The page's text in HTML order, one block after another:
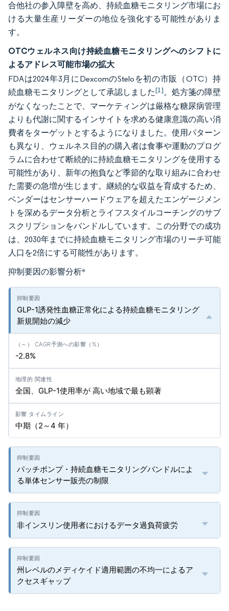
合他社の参入障壁を高め、持続血糖モニタリング市場にお
ける大量生産リーダーの地位を強化する可能性がありま
す。
OTCウェルネス向け持続血糖モニタリングへのシフトに
よるアドレス可能市場の拡大
FDAは2024年3月にDexcomのSteloを初の市販（OTC）持
続血糖モニタリングとして承認しました[1]。処方箋の障壁
がなくなったことで、マーケティングは厳格な糖尿病管理
よりも代謝に関するインサイトを求める健康意識の高い消
費者をターゲットとするようになりました。使用パターン
も異なり、ウェルネス目的の購入者は食事や運動のプログ
ラムに合わせて断続的に持続血糖モニタリングを使用する
可能性があり、新年の抱負など季節的な取り組みに合わせ
た需要の急増が生じます。継続的な収益を育成するため、
ベンダーはセンサーハードウェアを超えたエンゲージメン
トを深めるデータ分析とライフスタイルコーチングのサブ
スクリプションをバンドルしています。この分野での成功
は、2030年までに持続血糖モニタリング市場のリーチ可能
人口を2倍にする可能性があります。
抑制要因の影響分析*
GLP-1誘発性血糖正常化による持続血糖モニタリング
新規開始の減少
-2.8%
全国、GLP-1使用率が 高い地域で最も顕著
中期（2～4 年）
パッチポンプ・持続血糖モニタリングバンドルによ
る単体センサー販売の制限
非インスリン使用者におけるデータ過負荷疲労
州レベルのメディケイド適用範囲の不均一によるア
クセスギャップ